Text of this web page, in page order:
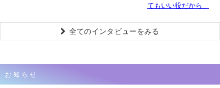
てもいい役だから」
全てのインタビューをみる
お知らせ